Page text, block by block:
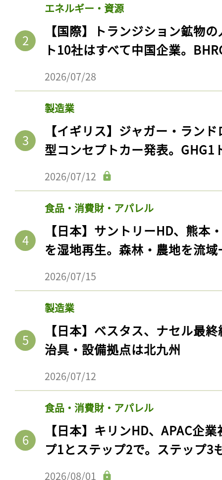
エネルギー・資源
【国際】トランジション鉱物
ト10社はすべて中国企業。
2026/07/28
製造業
【イギリス】ジャガー・ラン
型コンセプトカー発表。GHG1
2026/07/12
食品・消費財・アパレル
【日本】サントリーHD、熊本
を湿地再生。森林・農地を流
2026/07/15
製造業
【日本】ベスタス、ナセル最
治具・設備拠点は北九州
2026/07/12
食品・消費財・アパレル
【日本】キリンHD、APAC企
プ1とステップ2で。ステップ3
2026/08/01